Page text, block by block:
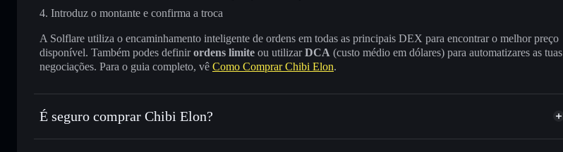
Introduz o montante e confirma a troca
A Solflare utiliza o encaminhamento inteligente de ordens em todas as principais DEX para encontrar o melhor preço
disponível. Também podes definirordens limite ou utilizarDCA (custo médio em dólares) para automatizares as tuas
negociações. Para o guia completo, vê Como Comprar Chibi Elon.
É seguro comprar Chibi Elon?
Chibi Elon não está verificado